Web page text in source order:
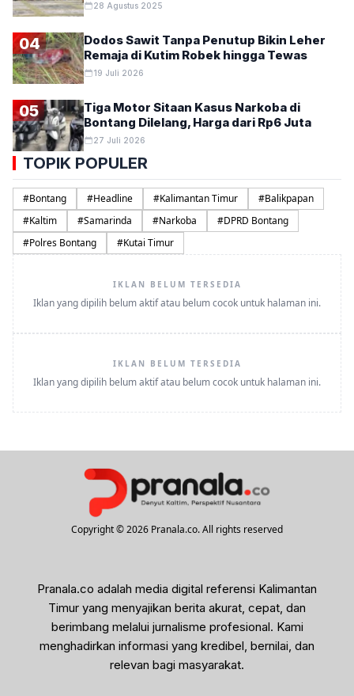
28 Agustus 2025
04
Dodos Sawit Tanpa Penutup Bikin Leher
Remaja di Kutim Robek hingga Tewas
19 Juli 2026
05
Tiga Motor Sitaan Kasus Narkoba di
Bontang Dilelang, Harga dari Rp6 Juta
27 Juli 2026
TOPIK POPULER
#Bontang #Headline #Kalimantan Timur #Balikpapan
#Kaltim #Samarinda #Narkoba #DPRD Bontang
#Polres Bontang #Kutai Timur
IKLAN BELUM TERSEDIA
Iklan yang dipilih belum aktif atau belum cocok untuk halaman ini.
IKLAN BELUM TERSEDIA
Iklan yang dipilih belum aktif atau belum cocok untuk halaman ini.
Copyright © 2026 Pranala.co. All rights reserved
Pranala.co adalah media digital referensi Kalimantan
Timur yang menyajikan berita akurat, cepat, dan
berimbang melalui jurnalisme profesional. Kami
menghadirkan informasi yang kredibel, bernilai, dan
relevan bagi masyarakat.